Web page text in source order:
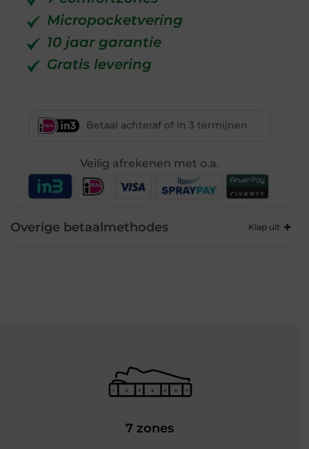
Micropocketvering
10 jaar garantie
Gratis levering
Betaal achteraf of in 3 termijnen
Veilig afrekenen met o.a.
Overige betaalmethodes
7 zones